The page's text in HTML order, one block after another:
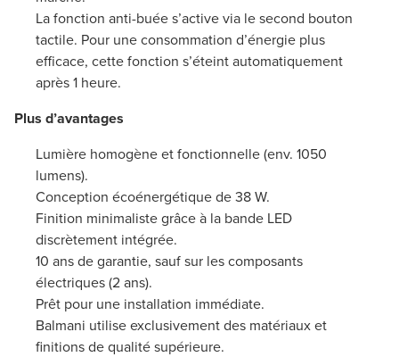
La fonction anti-buée s’active via le second bouton
tactile. Pour une consommation d’énergie plus
efficace, cette fonction s’éteint automatiquement
après 1 heure.
Plus d’avantages
Lumière homogène et fonctionnelle (env. 1050
lumens).
Conception écoénergétique de 38 W.
Finition minimaliste grâce à la bande LED
discrètement intégrée.
10 ans de garantie, sauf sur les composants
électriques (2 ans).
Prêt pour une installation immédiate.
Balmani utilise exclusivement des matériaux et
finitions de qualité supérieure.